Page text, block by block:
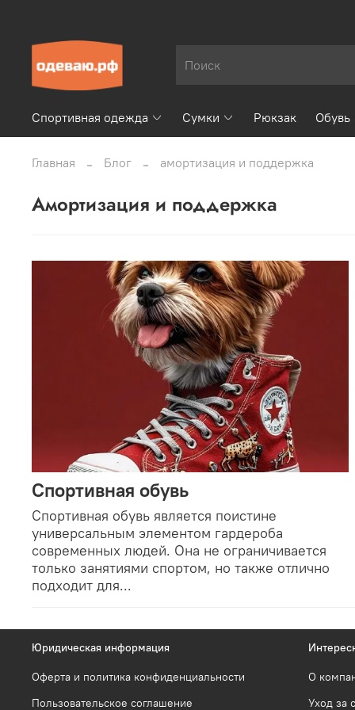
Спортивная одежда Сумки Рюкзак Обувь
Главная Блог амортизация и поддержка
амортизация и поддержка
Спортивная обувь
Спортивная обувь является поистине
универсальным элементом гардероба
современных людей. Она не ограничивается
только занятиями спортом, но также отлично
подходит для...
Юридическая информация
Оферта и политика конфиденциальности
Пользовательское соглашение
О
Уход за